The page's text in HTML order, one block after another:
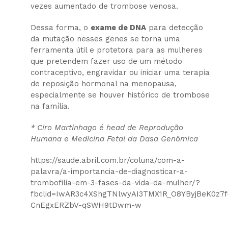
vezes aumentado de trombose venosa.
Dessa forma, o exame de DNApara detecção
da mutação nesses genes se torna uma
ferramenta útil e protetora para as mulheres
que pretendem fazer uso de um método
contraceptivo, engravidar ou iniciar uma terapia
de reposição hormonal na menopausa,
especialmente se houver histórico de trombose
na família.
* Ciro Martinhago é head de Reprodução
Humana e Medicina Fetal da Dasa Genômica
https://saude.abril.com.br/coluna/com-a-
palavra/a-importancia-de-diagnosticar-a-
trombofilia-em-3-fases-da-vida-da-mulher/?
CnEgxERZbV-qSWH9tDwm-w